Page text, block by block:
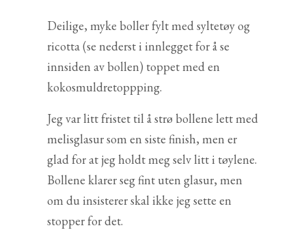
Deilige, myke boller fylt med syltetøy og
ricotta (se nederst i innlegget for å se
innsiden av bollen) toppet med en
kokosmuldretoppping.
Jeg var litt fristet til å strø bollene lett med
melisglasur som en siste finish, men er
glad for at jeg holdt meg selv litt i tøylene.
Bollene klarer seg fint uten glasur, men
om du insisterer skal ikke jeg sette en
stopper for det.